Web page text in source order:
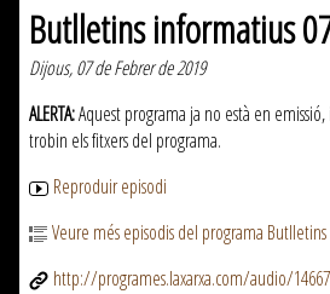
Butlletins informatius
Dijous, 07 de Febrer de 2019
ALERTA:Aquest programa ja no està en
trobin els fitxers del programa.
Reproduir episodi
Veure més episodis del programa Butlletins
http://programes.laxarxa.com/audio/